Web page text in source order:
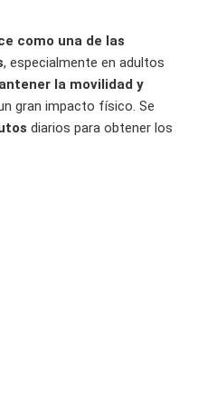
como una de las
, especialmente en adultos
la movilidad y
gran impacto físico. Se
diarios para obtener los